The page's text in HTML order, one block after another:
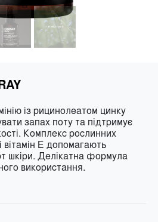
із рицинолеатом цинку
запах поту та підтримує
Комплекс рослинних
вітамін Е допомагають
шкіри. Делікатна формула
використання.